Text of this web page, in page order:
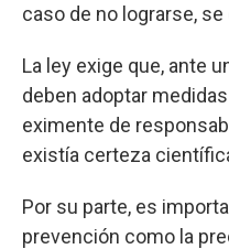
caso de no lograrse,
La ley exige que, ante
deben adoptar
eximente de
existía certeza
Por su parte, es
prevención como la